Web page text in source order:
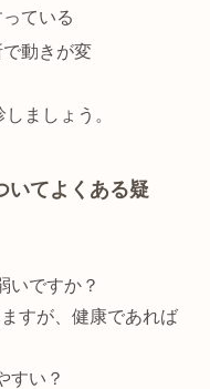
ている
動きが変
ましょう。
いてよくある疑
いですか？
すが、健康であれば
すい？